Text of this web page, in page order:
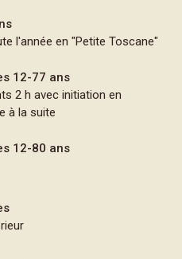
l'année en "Petite Toscane"
12-77 ans
2 h avec initiation en
à la suite
12-80 ans